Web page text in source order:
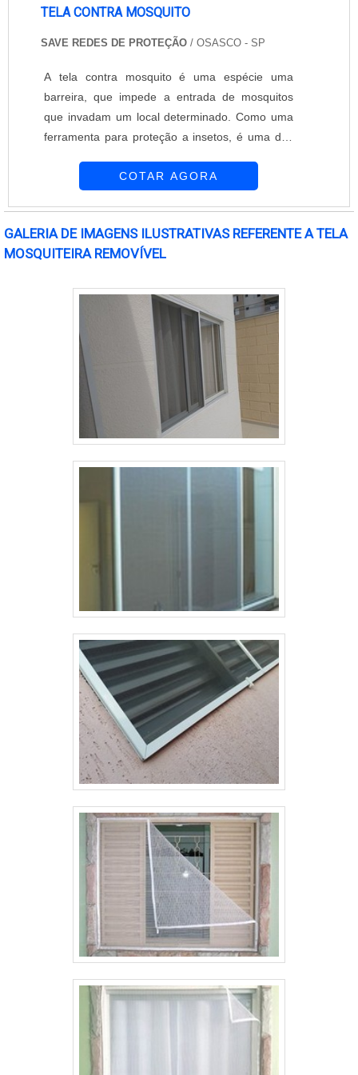
alvenaria e arames recozidos e galvanizados.É
padrões alcançados por conter escritório de alta
equipamentos de última geração. Todos esses
fatores, agregados a uma equipe com
colaboradores proativos e trabalhadores de alta
qualidade, comprovam sua essência de trazer o
melhor para todos os clientes.
TELA CONTRA MOSQUITO
SAVE REDES DE PROTEÇÃO / OSASCO - SP
A tela contra mosquito é uma espécie uma
barreira, que impede a entrada de mosquitos
que invadam um local determinado. Como uma
ferramenta para proteção a insetos, é uma das
eficiência neste quesito. As proteções são feitas
tamanhos, desde que compram a ABNT NBR
16046-1:2012, que determinam redes com
COTAR AGORA
GALERIA DE IMAGENS ILUSTRATIVAS REFERENTE A TELA
MOSQUITEIRA REMOVÍVEL